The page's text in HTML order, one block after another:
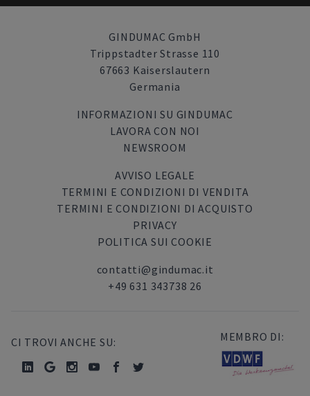
GINDUMAC GmbH
Trippstadter Strasse 110
67663 Kaiserslautern
Germania
INFORMAZIONI SU GINDUMAC
LAVORA CON NOI
NEWSROOM
AVVISO LEGALE
TERMINI E CONDIZIONI DI VENDITA
TERMINI E CONDIZIONI DI ACQUISTO
PRIVACY
POLITICA SUI COOKIE
contatti@gindumac.it
+49 631 343738 26
CI TROVI ANCHE SU: MEMBRO DI: